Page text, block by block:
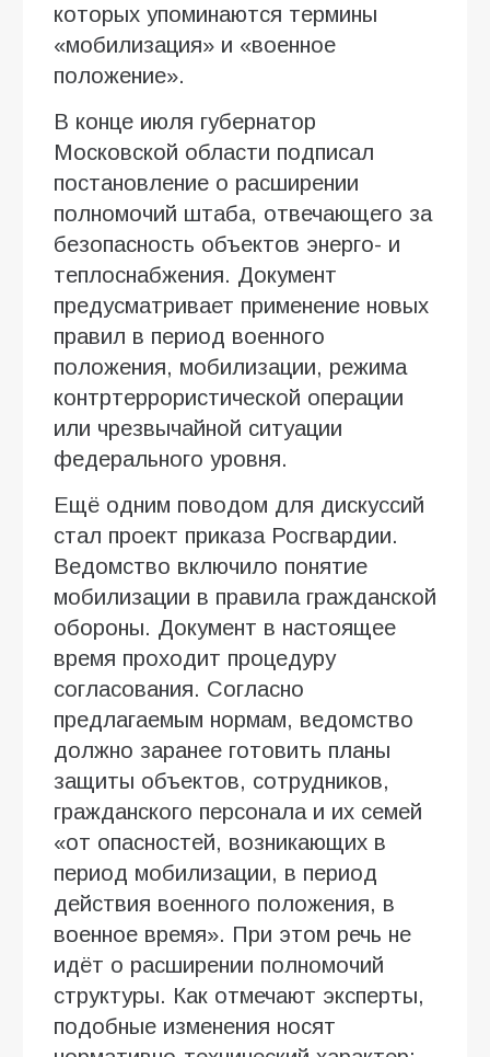
которых упоминаются термины
«мобилизация» и «военное
положение».
В конце июля губернатор
Московской области подписал
постановление о расширении
полномочий штаба, отвечающего за
безопасность объектов энерго- и
теплоснабжения. Документ
предусматривает применение новых
правил в период военного
положения, мобилизации, режима
контртеррористической операции
или чрезвычайной ситуации
федерального уровня.
Ещё одним поводом для дискуссий
стал проект приказа Росгвардии.
Ведомство включило понятие
мобилизации в правила гражданской
обороны. Документ в настоящее
время проходит процедуру
согласования. Согласно
предлагаемым нормам, ведомство
должно заранее готовить планы
защиты объектов, сотрудников,
гражданского персонала и их семей
«от опасностей, возникающих в
период мобилизации, в период
действия военного положения, в
военное время». При этом речь не
идёт о расширении полномочий
структуры. Как отмечают эксперты,
подобные изменения носят